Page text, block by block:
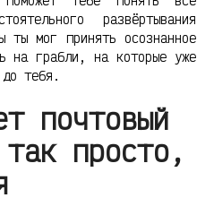
развёртывания
ты мог принять осознанное
на грабли, на которые уже
тебя.
почтовый
просто,